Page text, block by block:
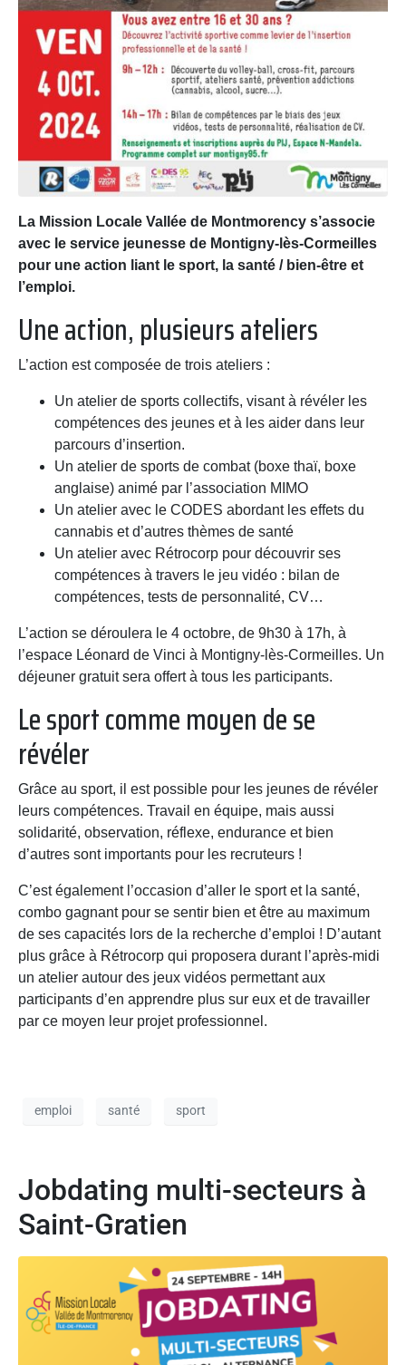
La Mission Locale Vallée de Montmorency s’associe
avec le service jeunesse de Montigny-lès-Cormeilles
pour une action liant le sport, la santé / bien-être et
l’emploi.
Une action, plusieurs ateliers
L’action est composée de trois ateliers :
Un atelier de sports collectifs, visant à révéler les
compétences des jeunes et à les aider dans leur
parcours d’insertion.
Un atelier de sports de combat (boxe thaï, boxe
anglaise) animé par l’association MIMO
Un atelier avec le CODES abordant les effets du
cannabis et d’autres thèmes de santé
Un atelier avec Rétrocorp pour découvrir ses
compétences à travers le jeu vidéo : bilan de
compétences, tests de personnalité, CV…
L’action se déroulera le 4 octobre, de 9h30 à 17h, à
l’espace Léonard de Vinci à Montigny-lès-Cormeilles. Un
déjeuner gratuit sera offert à tous les participants.
Le sport comme moyen de se
révéler
Grâce au sport, il est possible pour les jeunes de révéler
leurs compétences. Travail en équipe, mais aussi
solidarité, observation, réflexe, endurance et bien
d’autres sont importants pour les recruteurs !
C’est également l’occasion d’aller le sport et la santé,
combo gagnant pour se sentir bien et être au maximum
de ses capacités lors de la recherche d’emploi ! D’autant
plus grâce à Rétrocorp qui proposera durant l’après-midi
un atelier autour des jeux vidéos permettant aux
participants d’en apprendre plus sur eux et de travailler
par ce moyen leur projet professionnel.
emploi santé sport
Jobdating multi-secteurs à
Saint-Gratien